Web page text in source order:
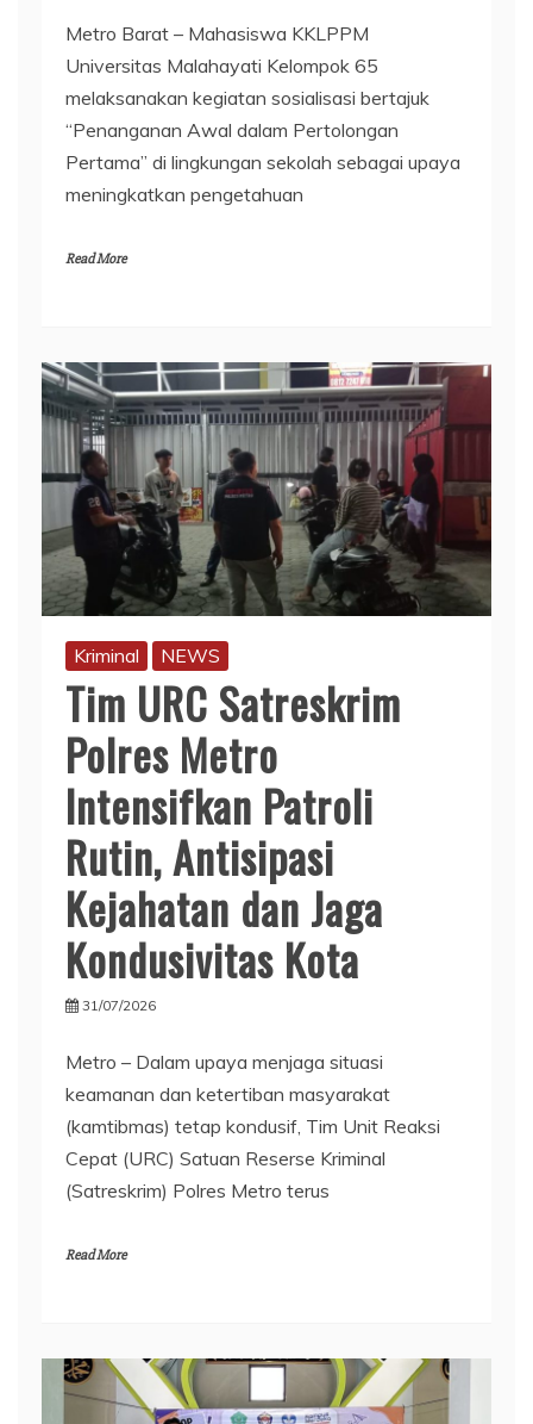
Metro Barat – Mahasiswa KKLPPM
Universitas Malahayati Kelompok 65
melaksanakan kegiatan sosialisasi bertajuk
“Penanganan Awal dalam Pertolongan
Pertama” di lingkungan sekolah sebagai upaya
meningkatkan pengetahuan
Read More
Kriminal NEWS
Tim URC Satreskrim
Polres Metro
Intensifkan Patroli
Rutin, Antisipasi
Kejahatan dan Jaga
Kondusivitas Kota
31/07/2026
Metro – Dalam upaya menjaga situasi
keamanan dan ketertiban masyarakat
(kamtibmas) tetap kondusif, Tim Unit Reaksi
Cepat (URC) Satuan Reserse Kriminal
(Satreskrim) Polres Metro terus
Read More